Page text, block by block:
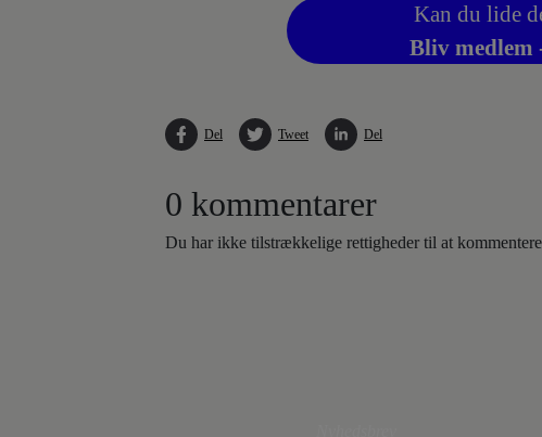
Kan du lide
Bliv medlem
Del Tweet Del
0 kommentarer
Du har ikke tilstrækkelige rettigheder til at kommentere